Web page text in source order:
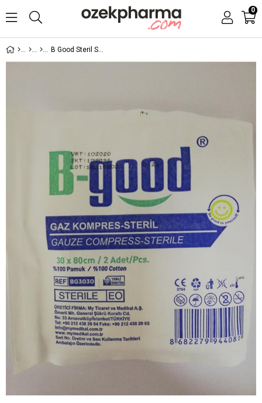
0
B Good Steril Spanç Gaz Kompres 30x80cm 2li